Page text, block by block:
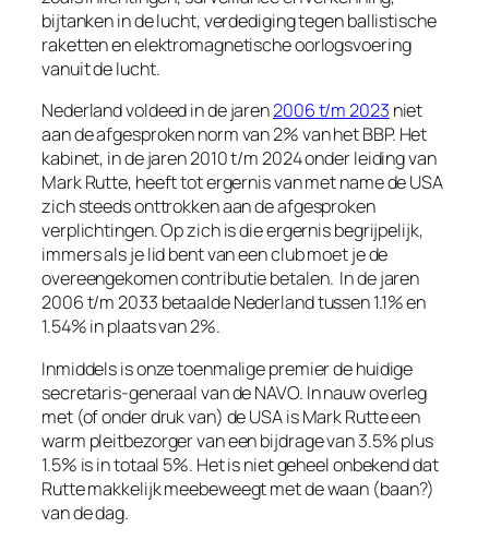
bijtanken in de lucht, verdediging tegen ballistische
raketten en elektromagnetische oorlogsvoering
vanuit de lucht.
Nederland voldeed in de jaren2006 t/m 2023 niet
aan de afgesproken norm van 2% van het BBP. Het
kabinet, in de jaren 2010 t/m 2024 onder leiding van
Mark Rutte, heeft tot ergernis van met name de USA
zich steeds onttrokken aan de afgesproken
verplichtingen. Op zich is die ergernis begrijpelijk,
immers als je lid bent van een club moet je de
overeengekomen contributie betalen. In de jaren
2006 t/m 2033 betaalde Nederland tussen 1.1% en
1.54% in plaats van 2%.
Inmiddels is onze toenmalige premier de huidige
secretaris-generaal van de NAVO. In nauw overleg
met (of onder druk van) de USA is Mark Rutte een
warm pleitbezorger van een bijdrage van 3.5% plus
1.5% is in totaal 5%. Het is niet geheel onbekend dat
Rutte makkelijk meebeweegt met de waan (baan?)
van de dag.